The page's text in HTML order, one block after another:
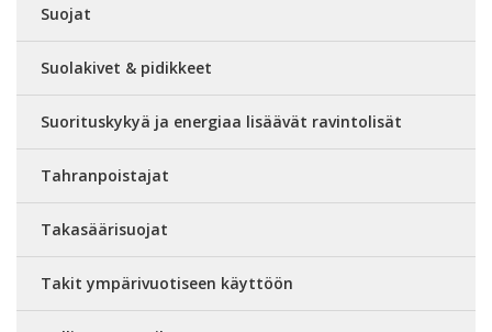
Suojat
Suolakivet & pidikkeet
Suorituskykyä ja energiaa lisäävät ravintolisät
Tahranpoistajat
Takasäärisuojat
Takit ympärivuotiseen käyttöön